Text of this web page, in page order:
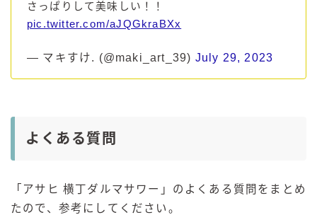
さっぱりして美味しい！！
pic.twitter.com/aJQGkraBXx
— マキすけ. (@maki_art_39) July 29, 2023
よくある質問
「アサヒ 横丁ダルマサワー」のよくある質問をまとめ
たので、参考にしてください。